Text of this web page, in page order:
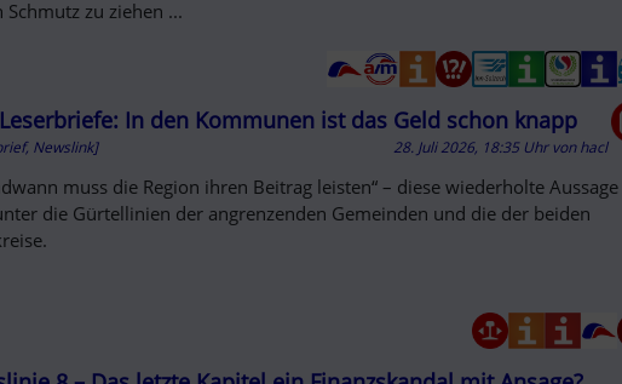
Schmutz zu ziehen ...
In den Kommunen ist das Geld schon knapp
Newslink] 28. Juli 2026, 18:35 Uhr vonhacl
muss die Region ihren Beitrag leisten“ – diese wiederholte Aussage
die Gürtellinien der angrenzenden Gemeinden und die der beiden